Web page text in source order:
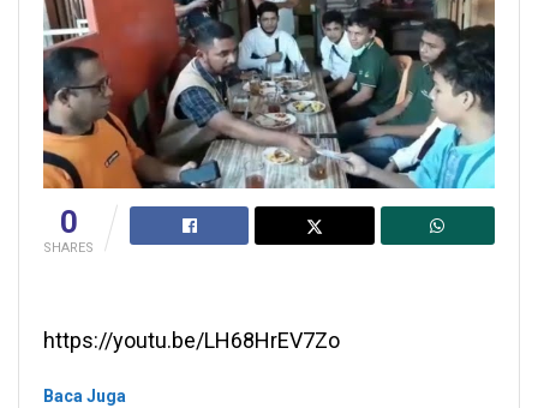
0
SHARES
https://youtu.be/LH68HrEV7Zo
Baca Juga